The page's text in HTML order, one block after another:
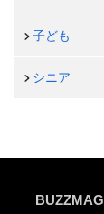
子ども
シニア